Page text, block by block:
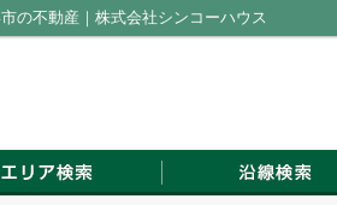
の不動産｜株式会社シンコーハウス